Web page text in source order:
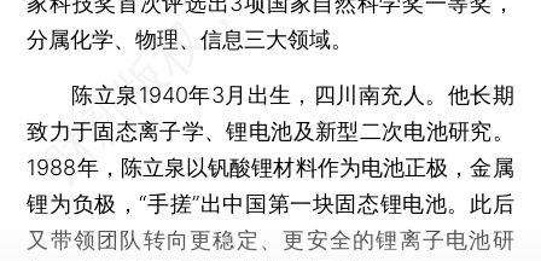
分属化学、物理、信息三大领域。
陈立泉1940年3月出生，四川南充人。他长期
致力于固态离子学、锂电池及新型二次电池研究。
1988年，陈立泉以钒酸锂材料作为电池正极，金属
锂为负极，“手搓”出中国第一块固态锂电池。此后
又带领团队转向更稳定、更安全的锂离子电池研